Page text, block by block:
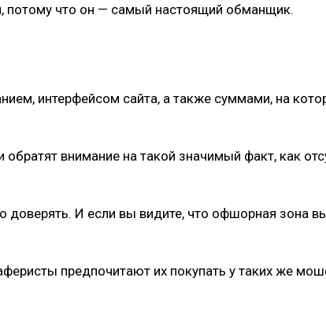
потому что он — самый настоящий обманщик.
интерфейсом сайта, а также суммами, на
внимание на такой значимый факт, как
доверять. И если вы видите, что офшорная зона
предпочитают их покупать у таких же